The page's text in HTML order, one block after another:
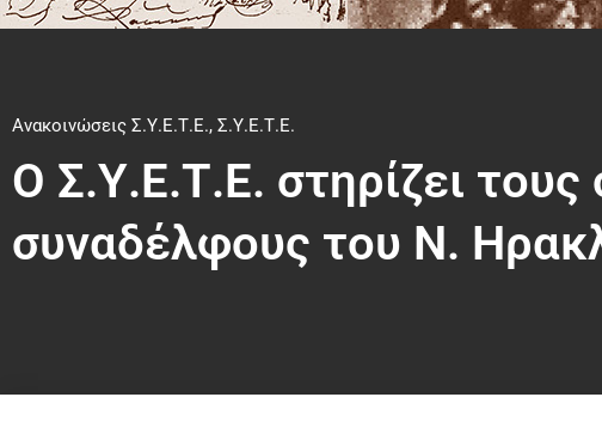
Ανακοινώσεις Σ.Υ.Ε.Τ.Ε., Σ.Υ.Ε.Τ.Ε.
Ο Σ.Υ.Ε.Τ.Ε. στηρίζει
συναδέλφους του Ν.